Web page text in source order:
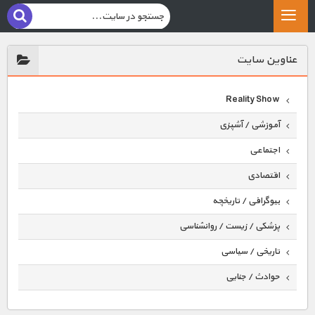
عناوين سايت
Reality Show
آموزشی / آشپزی
اجتماعی
اقتصادی
بیوگرافی / تاریخچه
پزشکی / زیست / روانشناسی
تاریخی / سیاسی
حوادث / جنایی